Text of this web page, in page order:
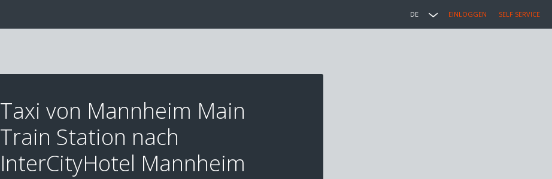
DE EINLOGGEN SELF SERVICE
Taxi von Mannheim Main
Train Station nach
InterCityHotel Mannheim